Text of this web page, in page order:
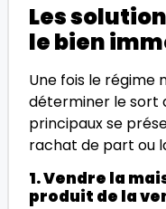
Les
le bien
Une fois le régime
déterminer le sort
principaux se
rachat de part ou
1. Vendre la
produit de la